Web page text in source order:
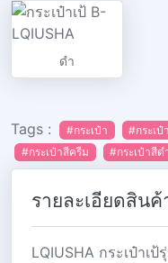
ดำ
Tags : #กระเป๋า #กระเป๋
#กระเป๋าสีครีม
#กระเป๋าสีด
รายละเอียดสินค้
LQIUSHA กระเป๋า